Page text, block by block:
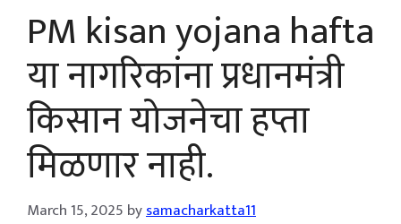
PM kisan yojana hafta
या नागरिकांना प्रधानमंत्री
किसान योजनेचा हप्ता
मिळणार नाही.
March 15, 2025 bysamacharkatta11